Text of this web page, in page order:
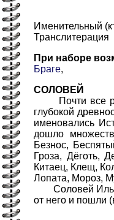
Именительный
При наборе
Браге,
СОЛОВЕЙ
Почти все
глубокой
именовались
дошло
Безнос,
Гроза, Дёготь,
Китаец, Клещ,
Лопата, Мороз,
Соловей Илья
от него и пошли